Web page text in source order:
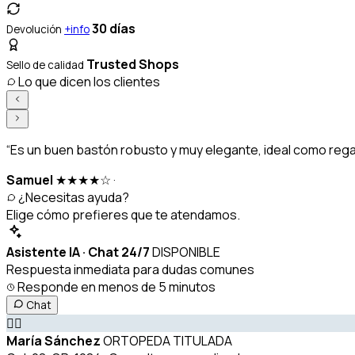
Devolución +info30 días
Sello de calidad Trusted Shops
Lo que dicen los clientes
“Es un buen bastón robusto y muy elegante, ideal como
Samuel ★★★★☆·
¿Necesitas ayuda?
Elige cómo prefieres que te atendamos.
Asistente IA · Chat 24/7DISPONIBLE
Respuesta inmediata para dudas comunes
Responde en menos de 5 minutos
Chat
👩‍⚕️
María SánchezORTOPEDA TITULADA